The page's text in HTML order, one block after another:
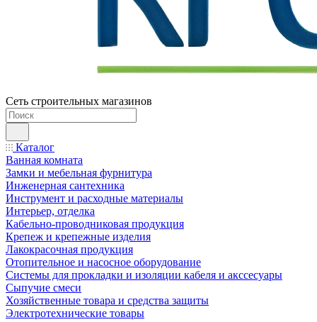
Сеть строительных магазинов
Каталог
Ванная комната
Замки и мебельная фурнитура
Инженерная сантехника
Инструмент и расходные материалы
Интерьер, отделка
Кабельно-проводниковая продукция
Крепеж и крепежные изделия
Лакокрасочная продукция
Отопительное и насосное оборудование
Системы для прокладки и изоляции кабеля и акссесуары
Сыпучие смеси
Хозяйственные товара и средства защиты
Электротехнические товары